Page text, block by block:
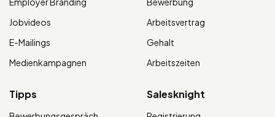
Jobvideos
E-Mailings
Medienkampagnen
Arbeitsvertrag
Gehalt
Arbeitszeiten
Tipps Salesknight